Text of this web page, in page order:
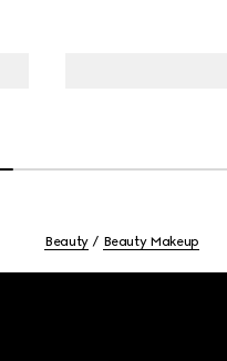
Beauty Beauty Makeup